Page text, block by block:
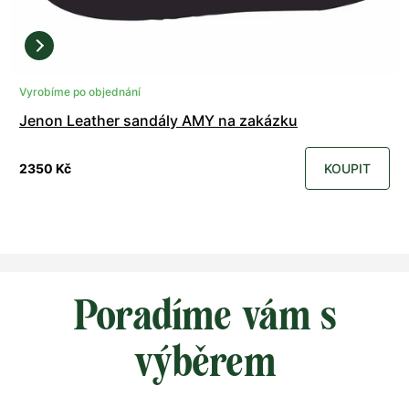
Vyrobíme po objednání
Jenon Leather sandály AMY na zakázku
2350 Kč KOUPIT
Poradíme vám s
výběrem